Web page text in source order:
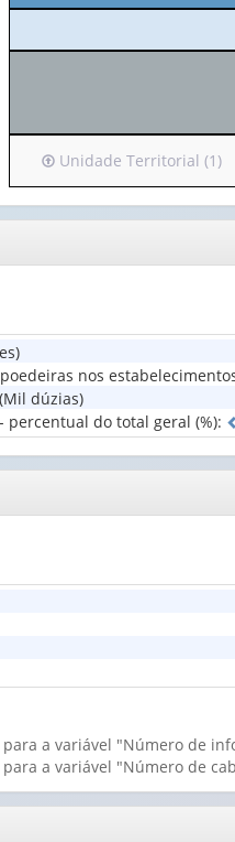
Irá
para
o
cabeçalho
apenas
Territorial
(1)
Unidade Territorial (1)
nos
dúzias)
percentual do total geral (%):
a variável "Número de
a variável "Número de